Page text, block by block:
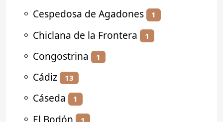
⚬ Cespedosa de Agadones 1
⚬ Chiclana de la Frontera 1
⚬ Congostrina 1
⚬ Cádiz 13
⚬ Cáseda 1
⚬ El Bodón 1